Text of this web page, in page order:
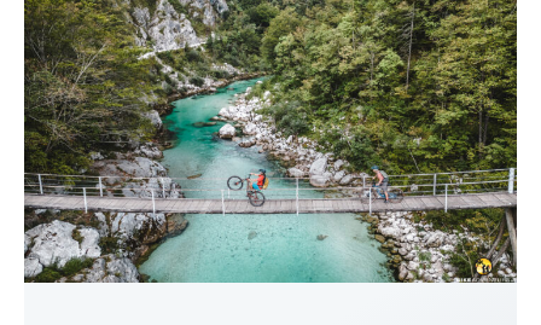
Norwegen
Österreich
Polen, Masuren
Portugal
Sardinien, Italien
Schottland
Schweiz & Fahrtechnikkurse